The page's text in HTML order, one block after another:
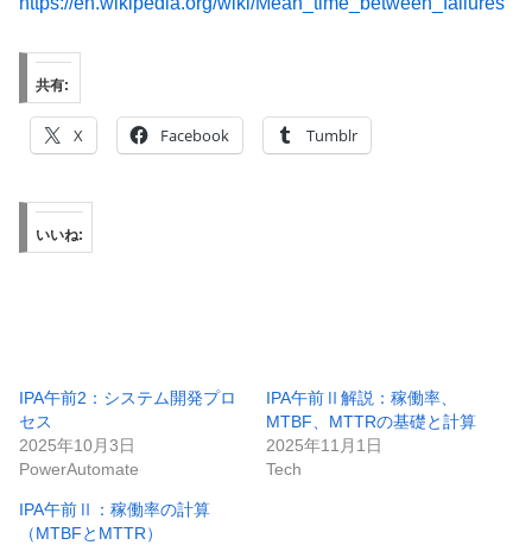
共有:
X Facebook Tumblr
いいね:
IPA午前2：システム開発プロ
セス
2025年10月3日
PowerAutomate
IPA午前Ⅱ解説：稼働率、
MTBF、MTTRの基礎と計算
2025年11月1日
Tech
IPA午前Ⅱ：稼働率の計算
（MTBFとMTTR）